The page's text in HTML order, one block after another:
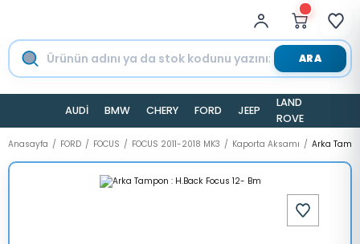
ARA
AUDİ BMW CHERY FORD JEEP
LAND
ROVER
Anasayfa FORD FOCUS FOCUS 2011-2018 MK3 Kaporta Aksamı Arka